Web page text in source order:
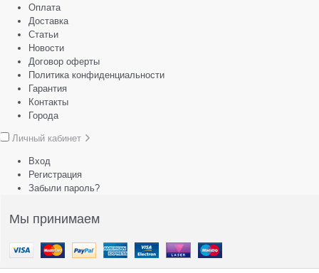
Оплата
Доставка
Статьи
Новости
Договор оферты
Политика конфиденциальности
Гарантия
Контакты
Города
Личный кабинет
Вход
Регистрация
Забыли пароль?
Мы принимаем